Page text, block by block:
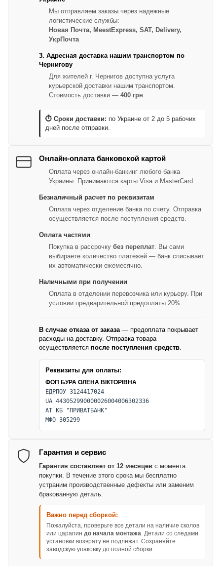
Мы отправляем заказы через надежные
логистические службы:
Новая Почта, MeestExpress, SAT, Delivery,
УкрПочта
3. Адресная доставка нашим транспортом по
Чернигову
Для жителей г. Чернигов доступна услуга
курьерской доставки нашим транспортом.
Стоимость доставки — 400 грн
⏱ Сроки доставки: по Украине от 2 до 5 рабочих
дней после отправки.
Онлайн-оплата банковской картой
Оплата через онлайн-банкинг любого банка
Украины. Принимаются карты Visa и MasterCard.
Безналичный расчет по реквизитам
Оплата через отделение банка по счету. Отправка
осуществляется после поступления средств.
Оплата частями
Покупка в рассрочку без переплат . Вы сами
выбираете количество платежей — банк списывает
их автоматически ежемесячно.
Наличными при получении
Оплата в отделении перевозчика или курьеру. При
условии предварительной предоплаты 20%.
В случае отказа от заказа — предоплата покрывает
расходы на доставку. Отправка товара
осуществляется после поступления средств
Реквизиты для оплаты:
ФОП БУРА ОЛЕНА ВІКТОРІВНА
ЕДРПОУ 3124417024
UA 443052990000026004006302336
АТ КБ "ПРИВАТБАНК"
МФО 305299
Гарантия и сервис
Гарантия составляет от 12 месяцев с момента
покупки. В течение этого срока мы бесплатно
устраним производственные дефекты или заменим
бракованную деталь.
Важно перед сборкой:
Пожалуйста, проверьте все детали на наличие сколов
или царапин до начала монтажа. Детали со следами
установки возврату не подлежат. Сохраняйте
заводскую упаковку до полной сборки.